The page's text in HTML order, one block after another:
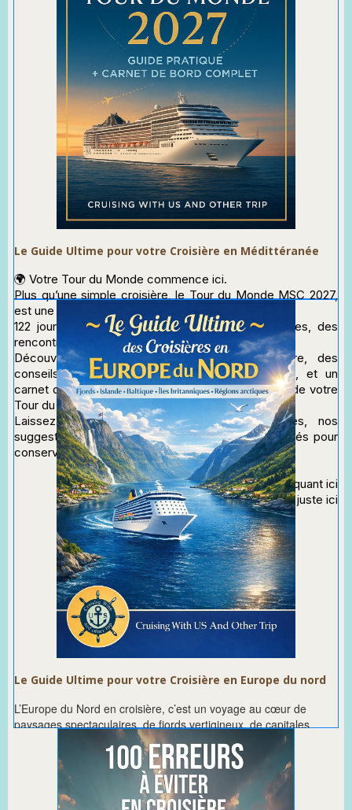
Le Guide Ultime pour votre Croisière en Médittéranée
🌍 Votre Tour du Monde commence ici.
Plus qu’une simple croisière, le Tour du Monde MSC 2027,
est une aventure d’exception :
122 jours en mer, des dizaines d’escales mythiques, des
rencontres, des paysages, des émotions.
Découvrez une présentation élégante du navire, des
conseils clairs pour bien préparer votre voyage, et un
carnet de bord raffiné pour suivre chaque journée de votre
Tour du Monde.
Laissez-vous inspirer par nos idées d’activités, nos
suggestions d’incontournables et les espaces dédiés pour
conserver vos souvenirs les plus précieux.
Commandez le sur Amazon encliquant ici
Téléchargez un extrait gratuit encliquant juste ici
Le Guide Ultime pour votre Croisière en Europe du nord
L’Europe du Nord en croisière, c’est un voyage au cœur de
paysages spectaculaires, de fjords vertigineux, de capitales
élégantes et de terres sauvages uniques au monde.
Dans ce guide pratique et complet, on vous livre toutes les clés
pour réussir votre croisière :